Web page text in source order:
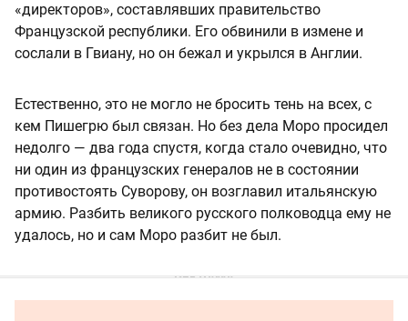
«директоров», составлявших правительство
Французской республики. Его обвинили в измене и
сослали в Гвиану, но он бежал и укрылся в Англии.
Естественно, это не могло не бросить тень на всех, с
кем Пишегрю был связан. Но без дела Моро просидел
недолго — два года спустя, когда стало очевидно, что
ни один из французских генералов не в состоянии
противостоять Суворову, он возглавил итальянскую
армию. Разбить великого русского полководца ему не
удалось, но и сам Моро разбит не был.